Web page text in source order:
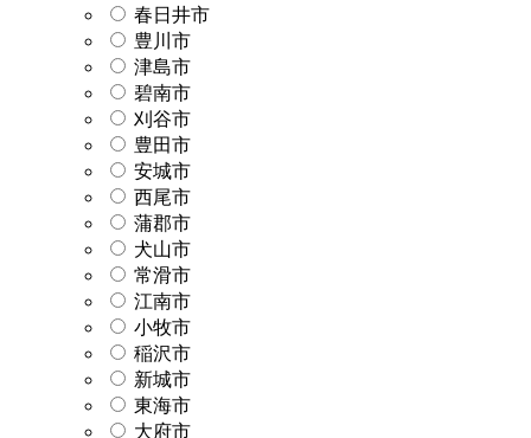
春日井市
豊川市
津島市
碧南市
刈谷市
豊田市
安城市
西尾市
蒲郡市
犬山市
常滑市
江南市
小牧市
稲沢市
新城市
東海市
大府市